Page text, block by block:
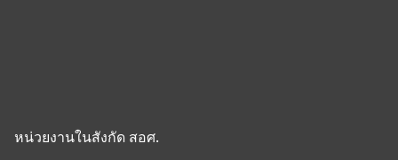
หน่วยงานในสังกัด สอศ.